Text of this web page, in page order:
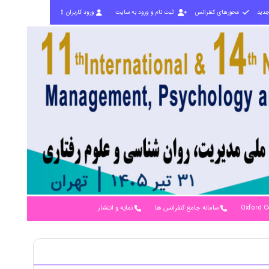
محورهای کنفرانس ثبت نام و ورود به سایت ورود کاربران
Oxford سامانه جامع کنفرانس ها نمایه و انتشار